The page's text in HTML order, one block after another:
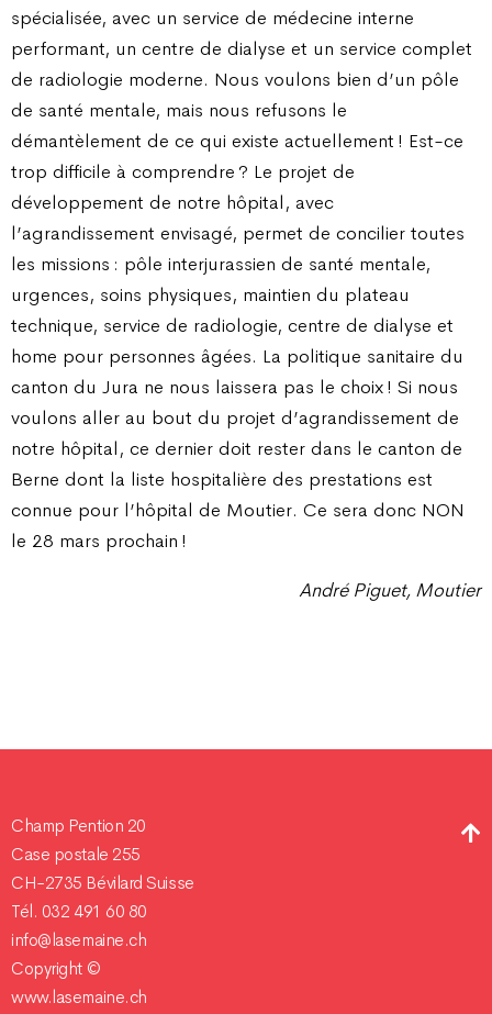
spécialisée, avec un service de médecine interne
performant, un centre de dialyse et un service complet
de radiologie moderne. Nous voulons bien d’un pôle
de santé mentale, mais nous refusons le
démantèlement de ce qui existe actuellement ! Est-ce
trop difficile à comprendre ? Le projet de
développement de notre hôpital, avec
l’agrandissement envisagé, permet de concilier toutes
les missions : pôle interjurassien de santé mentale,
urgences, soins physiques, maintien du plateau
technique, service de radiologie, centre de dialyse et
home pour personnes âgées. La politique sanitaire du
canton du Jura ne nous laissera pas le choix ! Si nous
voulons aller au bout du projet d’agrandissement de
notre hôpital, ce dernier doit rester dans le canton de
Berne dont la liste hospitalière des prestations est
connue pour l’hôpital de Moutier. Ce sera donc NON
le 28 mars prochain !
André Piguet, Moutier
Champ Pention 20
Case postale 255
CH-2735 Bévilard Suisse
Tél. 032 491 60 80
info@lasemaine.ch
Copyright ©
www.lasemaine.ch